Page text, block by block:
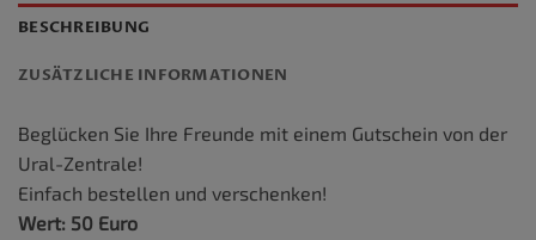
BESCHREIBUNG
ZUSÄTZLICHE INFORMATIONEN
Beglücken Sie Ihre Freunde mit einem Gutschein von der
Ural-Zentrale!
Einfach bestellen und verschenken!
Wert: 50 Euro